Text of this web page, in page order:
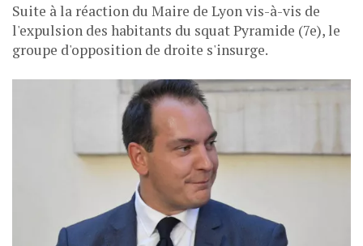
Suite à la réaction du Maire de Lyon vis-à-vis de
l'expulsion des habitants du squat Pyramide (7e), le
groupe d'opposition de droite s'insurge.